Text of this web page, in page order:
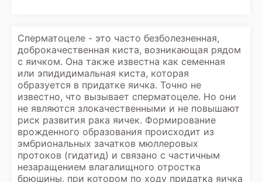
Сперматоцеле - это часто безболезненная,
доброкачественная киста, возникающая рядом
с яичком. Она также известна как семенная
или эпидидимальная киста, которая
образуется в придатке яичка. Точно не
известно, что вызывает сперматоцеле. Но они
не являются злокачественными и не повышают
риск развития рака яичек. Формирование
врожденного образования происходит из
эмбриональных зачатков мюллеровых
протоков (гидатид) и связано с частичным
незаращением влагалищного отростка
брюшины, при котором по ходу придатка яичка